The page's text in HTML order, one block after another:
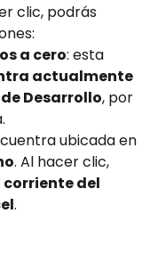
clic, podrás
a cero: esta
actualmente
Desarrollo, por
ubicada en
. Al hacer clic,
del
.